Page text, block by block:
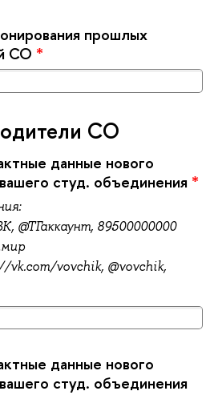
прошлых
СО *
СО
данные нового
студ. объединения *
@ТГаккаунт, 89500000000
vk.com/vovchik, @vovchik,
данные нового
студ. объединения